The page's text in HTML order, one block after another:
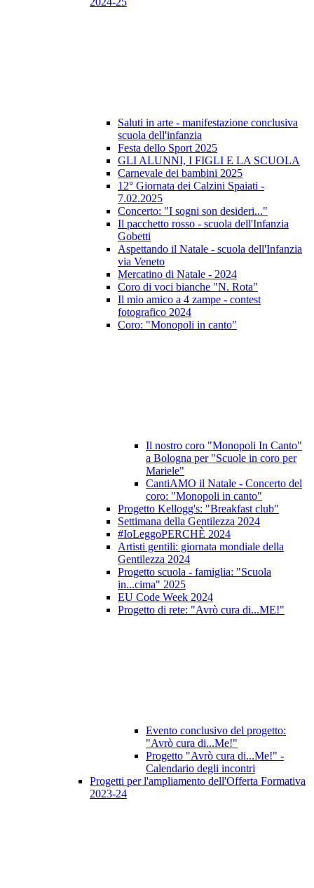
Saluti in arte - manifestazione conclusiva
scuola dell'infanzia
Festa dello Sport 2025
GLI ALUNNI, I FIGLI E LA SCUOLA
Carnevale dei bambini 2025
12° Giornata dei Calzini Spaiati -
7.02.2025
Concerto: "I sogni son desideri..."
Il pacchetto rosso - scuola dell'Infanzia
Gobetti
Aspettando il Natale - scuola dell'Infanzia
via Veneto
Mercatino di Natale - 2024
Coro di voci bianche "N. Rota"
Il mio amico a 4 zampe - contest
fotografico 2024
Coro: "Monopoli in canto"
Il nostro coro "Monopoli In Canto"
a Bologna per "Scuole in coro per
Mariele"
CantiAMO il Natale - Concerto del
coro: "Monopoli in canto"
Progetto Kellogg's: "Breakfast club"
Settimana della Gentilezza 2024
#IoLeggoPERCHÈ 2024
Artisti gentili: giornata mondiale della
Gentilezza 2024
Progetto scuola - famiglia: "Scuola
in...cima" 2025
EU Code Week 2024
Progetto di rete: "Avrò cura di...ME!"
Evento conclusivo del progetto:
"Avrò cura di...Me!"
Progetto "Avrò cura di...Me!" -
Calendario degli incontri
Progetti per l'ampliamento dell'Offerta Formativa
2023-24